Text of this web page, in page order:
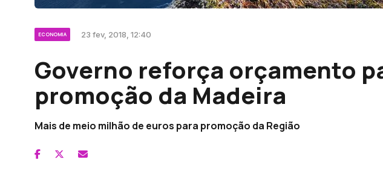
ECONOMIA 23 fev, 2018, 12:40
Governo reforça orçamento
promoção da Madeira
Mais de meio milhão de euros para promoção da Região